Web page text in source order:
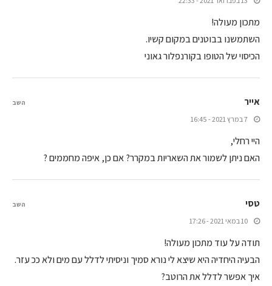
מתכון מעולה!
השתמשנו בבוטנים במקום קשיו.
הכיסוי של הטופו בקורנפלור גאוני
אייר
7 במרץ 2021 - 16:45
היי רחלי,
האם ניתן לשמור את השאריות במקרר? אם כן, איפה מחממים ?
השב
טסי
10 במאי 2021 - 17:26
תודה על עוד מתכון מעולה!
הבעיה היחדיה היא שיצא לי נורא סמיך וניסיתי לדלל עם מים ולא ככ עזר.
איך אפשר לדלל את הרוטב?
השב